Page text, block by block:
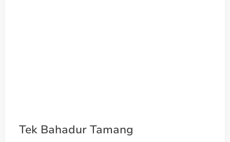
Tek Bahadur Tamang